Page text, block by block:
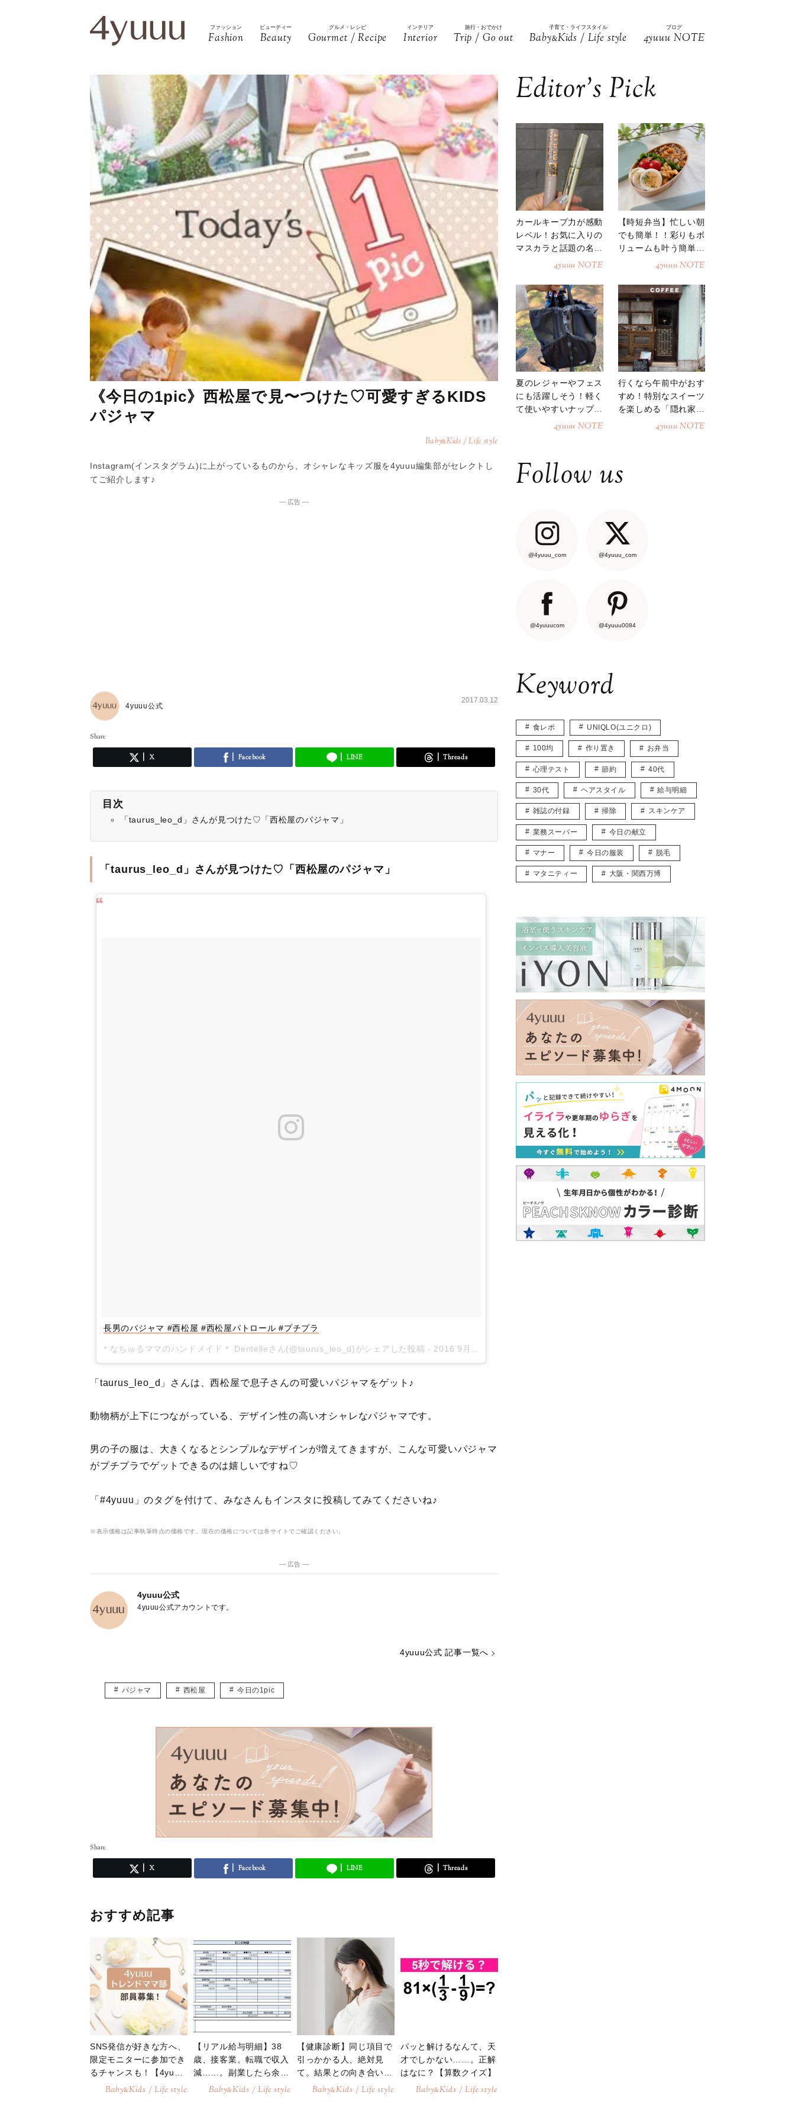
ファッション
Fashion
ビューティー
Beauty
グルメ・レシピ
Gourmet / Recipe
インテリア
Interior
旅行・おでかけ
Trip / Go out
子育て・ライフスタイル
Baby&Kids / Life style
ブログ
4yuuu NOTE
《今日の1pic》西松屋で見〜つけた♡可愛すぎるKIDS
パジャマ
Baby&Kids / Life style
Instagram(インスタグラム)に上がっているものから、オシャレなキッズ服を4yuuu編集部がセレクトし
てご紹介します♪
― 広告 ―
4yuuu公式
2017.03.12
Share
X Facebook LINE Threads
目次
「taurus_leo_d」さんが見つけた♡「西松屋のパジャマ」
「taurus_leo_d」さんが見つけた♡「西松屋のパジャマ」
長男のパジャマ #西松屋 #西松屋パトロール #プチプラ
＊なちゅるママのハンドメイド＊ Dentelleさん(@taurus_leo_d)がシェアした投稿 - 2016 9月 14 6:29午後 PDT
「taurus_leo_d」さんは、西松屋で息子さんの可愛いパジャマをゲット♪
動物柄が上下につながっている、デザイン性の高いオシャレなパジャマです。
男の子の服は、大きくなるとシンプルなデザインが増えてきますが、こんな可愛いパジャマ
がプチプラでゲットできるのは嬉しいですね♡
「#4yuuu」のタグを付けて、みなさんもインスタに投稿してみてくださいね♪
※表示価格は記事執筆時点の価格です。現在の価格については各サイトでご確認ください。
― 広告 ―
4yuuu公式
4yuuu公式アカウントです。
4yuuu公式 記事一覧へ
パジャマ 西松屋 今日の1pic
Share
X Facebook LINE Threads
おすすめ記事
SNS発信が好きな方へ、
限定モニターに参加でき
るチャンスも！【4yuuu
トレンドママ部】部員募
Baby&Kids / Life style
【リアル給与明細】38
歳、接客業。転職で収入
減……。副業したら余裕
が持てるでしょうか？
Baby&Kids / Life style
【健康診断】同じ項目で
引っかかる人、絶対見
て。結果との向き合い方
とは？
Baby&Kids / Life style
パッと解けるなんて、天
才でしかない……。正解
はなに？【算数クイズ】
Baby&Kids / Life style
Editor’s Pick
カールキープ力が感動
レベル！お気に入りの
マスカラと話題の名品
4yuuu NOTE
【時短弁当】忙しい朝
でも簡単！！彩りもボ
リュームも叶う簡単そ
4yuuu NOTE
夏のレジャーやフェス
にも活躍しそう！軽く
て使いやすいナップサ
4yuuu NOTE
行くなら午前中がおす
すめ！特別なスイーツ
を楽しめる「隠れ家カ
4yuuu NOTE
Follow us
@4yuuu_com @4yuuu_com
@4yuuucom @4yuuu0084
Keyword
食レポ UNIQLO(ユニクロ)
100均 作り置き お弁当
心理テスト 節約 40代
30代 ヘアスタイル 給与明細
雑誌の付録 掃除 スキンケア
業務スーパー 今日の献立
マナー 今日の服装 脱毛
マタニティー 大阪・関西万博